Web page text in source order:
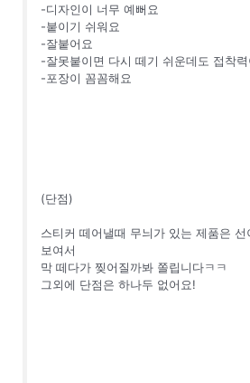
-디자인이 너무 예뻐요
-붙이기 쉬워요
-잘붙어요
-잘못붙이면 다시 떼기 쉬운데도 접착력
-포장이 꼼꼼해요
(단점)
스티커 떼어낼때 무늬가 있는 제품은
보여서
막 떼다가 찢어질까봐 쫄립니다ㅋㅋ
그외에 단점은 하나두 없어요!